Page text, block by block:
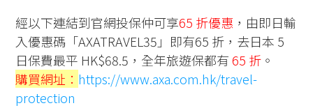
經以下連結到官網投保仲可享65 折優惠 ，由即日輸
入優惠碼「AXATRAVEL35 」即有65 折，去日本 5
日保費最平 HK$68.5，全年旅遊保都有65 折 。
購買網址： https://www.axa.com.hk/travel-
protection